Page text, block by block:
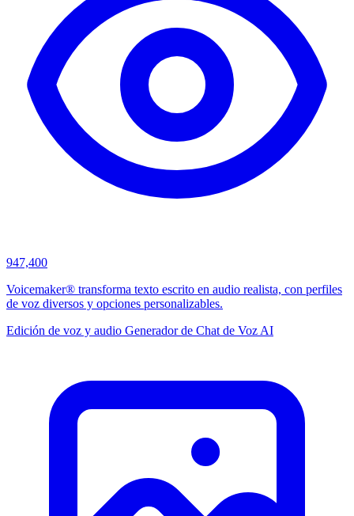
947,400
Voicemaker® transforma texto escrito en audio realista, con perfiles
de voz diversos y opciones personalizables.
Edición de voz y audio Generador de Chat de Voz AI